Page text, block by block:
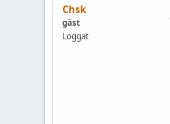
Chsk
gäst
Loggat